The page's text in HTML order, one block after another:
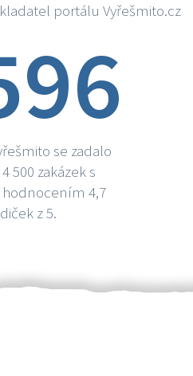
portálu Vyřešmito.cz
se zadalo
500 zakázek s
4,7
z 5.